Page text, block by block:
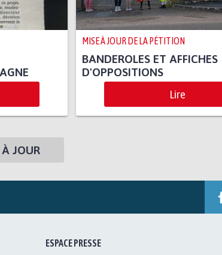
MISE À JOUR DE LA PÉTITION
BANDEROLES ET AFFICHES
D'OPPOSITIONS
Lire
JOUR
ESPACE PRESSE